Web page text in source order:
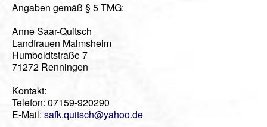
Gästebuch
Mitgliederanmeldung
Kontakt
Angaben gemäß § 5 TMG:
Anne Saar-Quitsch
Landfrauen Malmsheim
Humboldtstraße 7
71272 Renningen
Kontakt:
Telefon: 07159-920290
E-Mail: safk.quitsch@yahoo.de